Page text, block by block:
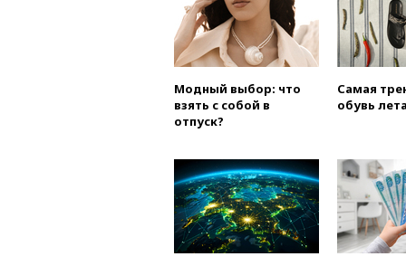
Модный выбор: что
взять с собой в
отпуск?
Самая
обувь